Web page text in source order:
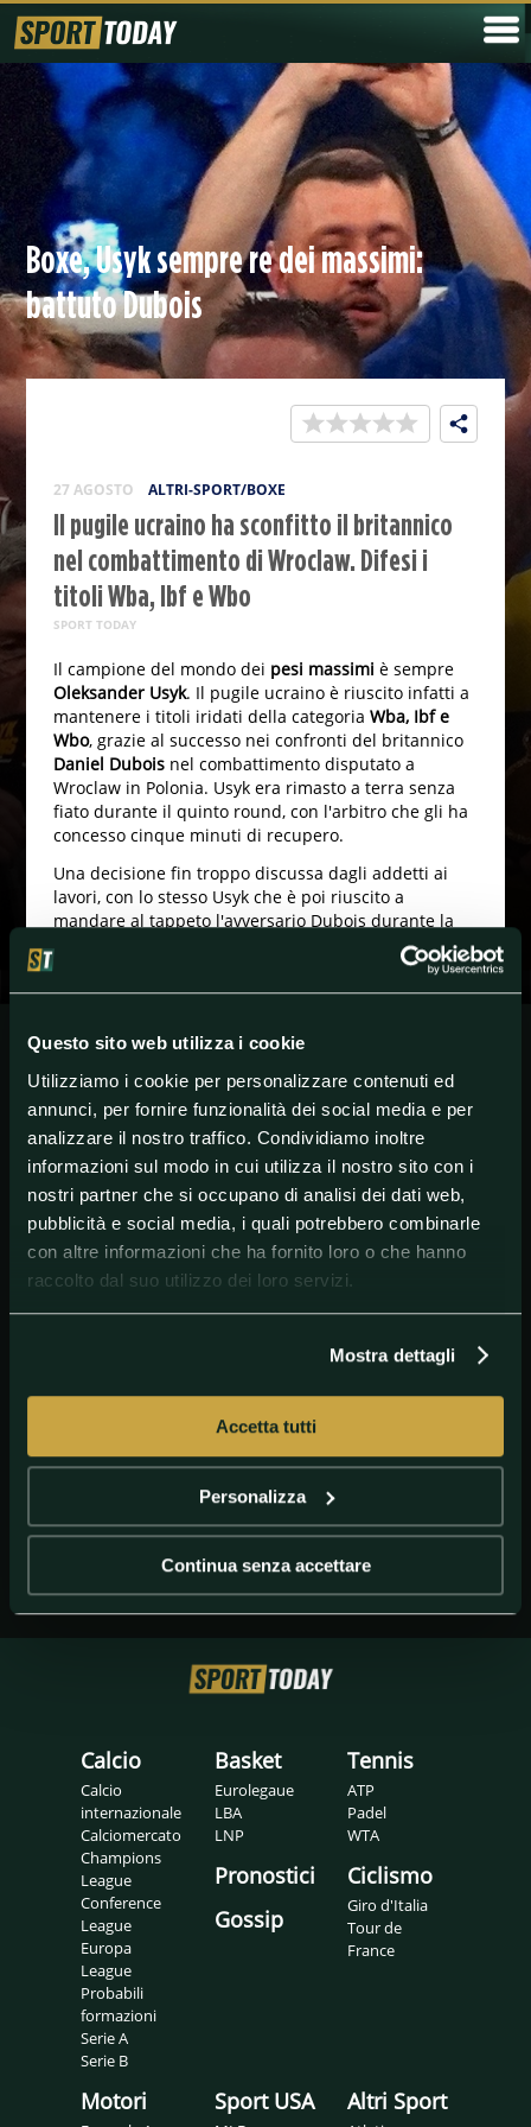
Questo sito web utilizza i cookie
Utilizziamo i cookie per personalizzare contenuti ed
annunci, per fornire funzionalità dei social media e per
analizzare il nostro traffico. Condividiamo inoltre
informazioni sul modo in cui utilizza il nostro sito con i
nostri partner che si occupano di analisi dei dati web,
pubblicità e social media, i quali potrebbero combinarle
con altre informazioni che ha fornito loro o che hanno
raccolto dal suo utilizzo dei loro servizi.
Mostra dettagli
Accetta tutti
Personalizza
Continua senza accettare
Boxe, Usyk sempre re dei massimi:
battuto Dubois
27 AGOSTO ALTRI-SPORT/BOXE
Il pugile ucraino ha sconfitto il britannico
nel combattimento di Wroclaw. Difesi i
titoli Wba, Ibf e Wbo
SPORT TODAY
Il campione del mondo dei pesi massimi è sempre
Oleksander Usyk. Il pugile ucraino è riuscito infatti a
mantenere i titoli iridati della categoria Wba, Ibf e
Wbo, grazie al successo nei confronti del britannico
Daniel Duboisnel combattimento disputato a
Wroclaw in Polonia. Usyk era rimasto a terra senza
fiato durante il quinto round, con l'arbitro che gli ha
concesso cinque minuti di recupero.
Una decisione fin troppo discussa dagli addetti ai
lavori, con lo stesso Usyk che è poi riuscito a
mandare al tappeto l'avversario Dubois durante la
nona ripresa
. Successo molto importante per il
campione in carica
, che si è così confermato re dei
pesi massimi e che al termine del match ha dedicato
#AltriSport #Boxe #Boxing
Calcio
Calcio
internazionale
Calciomercato
Champions
League
Conference
League
Europa
League
Probabili
formazioni
Serie A
Serie B
Basket
Eurolegaue
LBA
LNP
Pronostici
Gossip
Tennis
ATP
Padel
WTA
Ciclismo
Giro d'Italia
Tour de
France
Motori Sport USA Altri Sport